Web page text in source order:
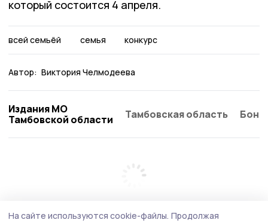
который состоится 4 апреля.
всей семьёй семья конкурс
Автор: Виктория Челмодеева
Издания МО
Тамбовской области
Тамбовская область
На сайте используются cookie-файлы. Продолжая